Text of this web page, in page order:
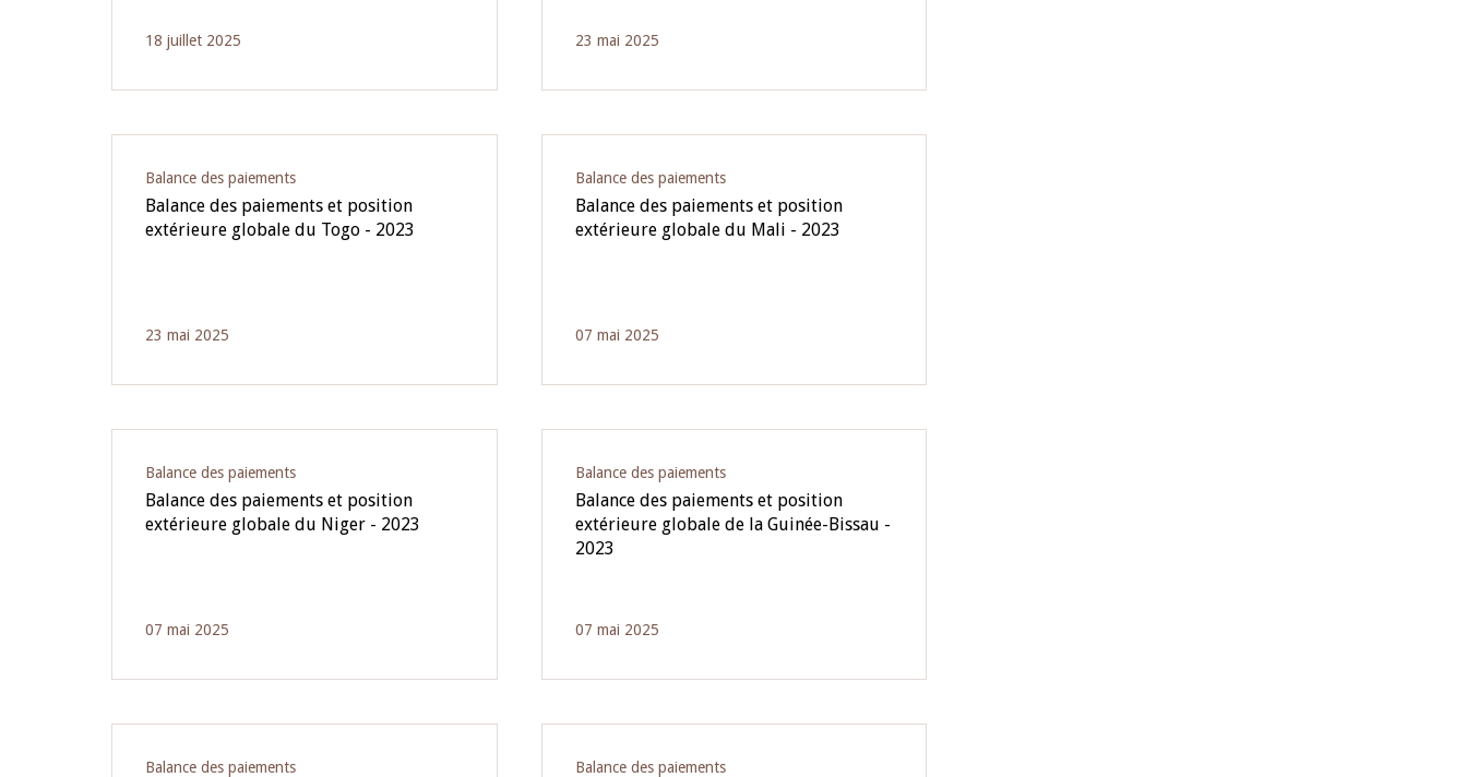
18 juillet 2025 23 mai 2025
Balance des paiements
Balance des paiements et position
extérieure globale du Togo - 2023
23 mai 2025
Balance des paiements
Balance des paiements et position
extérieure globale du Mali - 2023
07 mai 2025
Balance des paiements
Balance des paiements et position
extérieure globale du Niger - 2023
07 mai 2025
Balance des paiements
Balance des paiements et position
extérieure globale de la Guinée-Bissau -
2023
07 mai 2025
Balance des paiements Balance des paiements